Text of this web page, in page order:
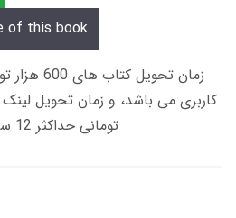
of this book
زمان
تومانی حداکثر 12 ساعت از طریق پیامک/ایمیل